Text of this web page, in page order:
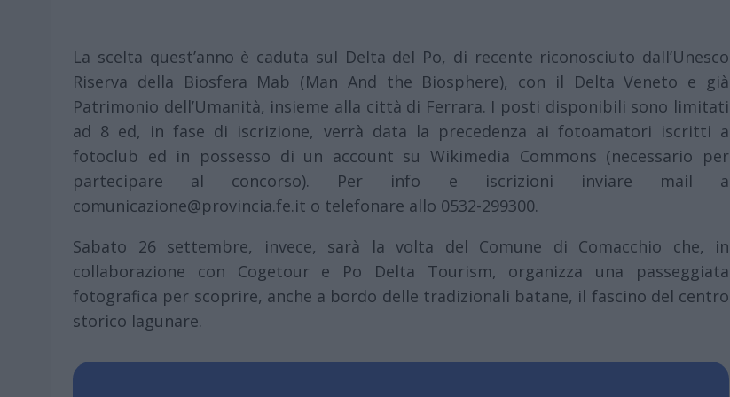
La scelta quest’anno è caduta sul Delta del Po, di recente riconosciuto dall’Unesco
Riserva della Biosfera Mab (Man And the Biosphere), con il Delta Veneto e già
Patrimonio dell’Umanità, insieme alla città di Ferrara. I posti disponibili sono limitati
ad 8 ed, in fase di iscrizione, verrà data la precedenza ai fotoamatori iscritti a
fotoclub ed in possesso di un account su Wikimedia Commons (necessario per
partecipare al concorso). Per info e iscrizioni inviare mail a
comunicazione@provincia.fe.it o telefonare allo 0532-299300.
Sabato 26 settembre, invece, sarà la volta del Comune di Comacchio che, in
collaborazione con Cogetour e Po Delta Tourism, organizza una passeggiata
fotografica per scoprire, anche a bordo delle tradizionali batane, il fascino del centro
storico lagunare.